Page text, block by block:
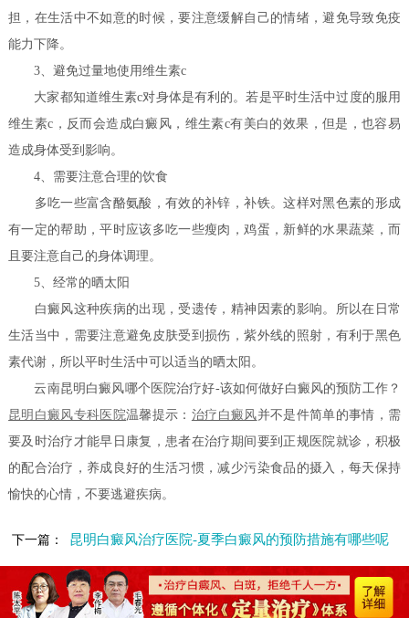
担，在生活中不如意的时候，要注意缓解自己的情绪，避免导致免疫
能力下降。
3、避免过量地使用维生素c
大家都知道维生素c对身体是有利的。若是平时生活中过度的服用
维生素c，反而会造成白癜风，维生素c有美白的效果，但是，也容易
造成身体受到影响。
4、需要注意合理的饮食
多吃一些富含酪氨酸，有效的补锌，补铁。这样对黑色素的形成
有一定的帮助，平时应该多吃一些瘦肉，鸡蛋，新鲜的水果蔬菜，而
且要注意自己的身体调理。
5、经常的晒太阳
白癜风这种疾病的出现，受遗传，精神因素的影响。所以在日常
生活当中，需要注意避免皮肤受到损伤，紫外线的照射，有利于黑色
素代谢，所以平时生活中可以适当的晒太阳。
云南昆明白癜风哪个医院治疗好-该如何做好白癜风的预防工作？
昆明白癜风专科医院温馨提示： 治疗白癜风并不是件简单的事情，需
要及时治疗才能早日康复，患者在治疗期间要到正规医院就诊，积极
的配合治疗，养成良好的生活习惯，减少污染食品的摄入，每天保持
愉快的心情，不要逃避疾病。
下一篇： 昆明白癜风治疗医院-夏季白癜风的预防措施有哪些呢